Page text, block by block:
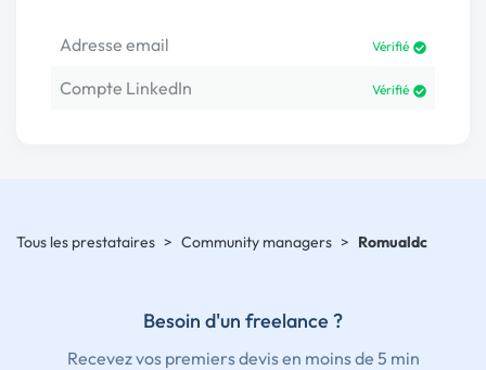
Adresse email Vérifié
Compte LinkedIn Vérifié
Tous les prestataires > Community managers > Romualdc
Besoin d'un freelance ?
Recevez vos premiers devis en moins de 5 min